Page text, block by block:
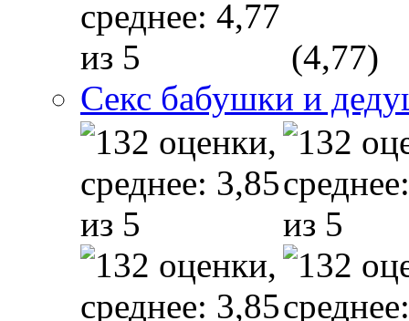
(4,77)
Секс бабушки и